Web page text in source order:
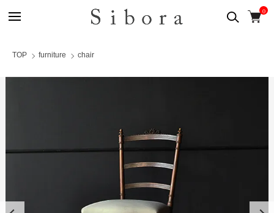
0
TOP furniture chair